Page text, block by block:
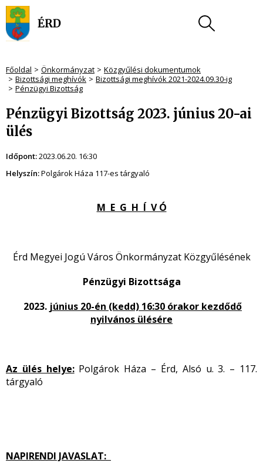
Főoldal Önkormányzat
Közgyűlési dokumentumok
Bizottsági meghívók
Bizottsági meghívók 2021-2024.09.30-ig
Pénzügyi Bizottság
Pénzügyi Bizottság 2023. június 20-ai
ülés
Időpont:2023.06.20. 16:30
Helyszín:Polgárok Háza 117-es tárgyaló
M E G H Í V Ó
Érd Megyei Jogú Város Önkormányzat Közgyűlésének
Pénzügyi Bizottsága
2023. június 20-én (kedd) 16:30 órakor kezdődő
nyilvános ülésére
Az ülés helye:Polgárok Háza – Érd, Alsó u. 3. – 117.
tárgyaló
NAPIRENDI JAVASLAT: